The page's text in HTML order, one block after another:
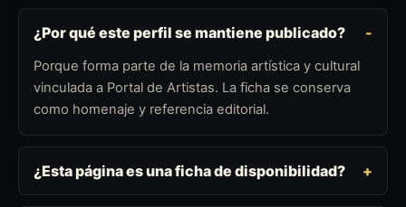
¿Por qué este perfil se mantiene publicado?
Porque forma parte de la memoria artística y cultural
vinculada a Portal de Artistas. La ficha se conserva
como homenaje y referencia editorial.
¿Esta página es una ficha de disponibilidad?